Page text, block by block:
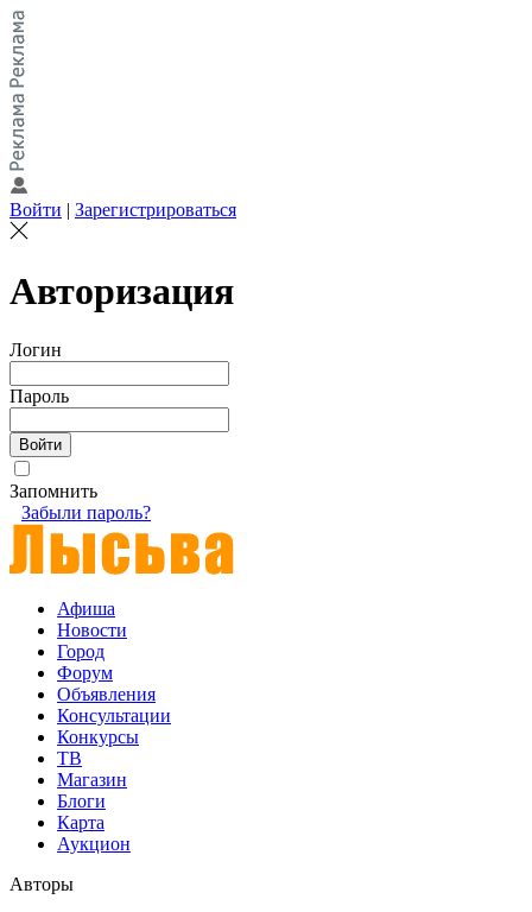
Войти | Зарегистрироваться
Авторизация
Логин
Пароль
Запомнить
Забыли пароль?
Афиша
Новости
Город
Форум
Объявления
Консультации
Конкурсы
ТВ
Магазин
Блоги
Карта
Аукцион
Авторы